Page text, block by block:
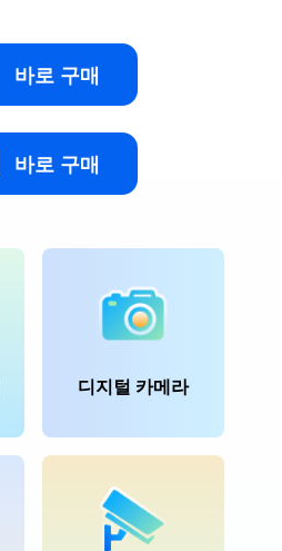
바로 구매
바로 구매
디지털 카메라